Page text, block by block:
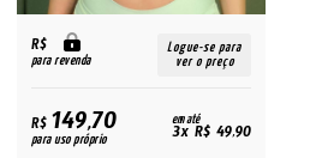
R$
para revenda
Logue-se para
ver o preço
R$149,70
para uso próprio
em até
3x R$ 49,90